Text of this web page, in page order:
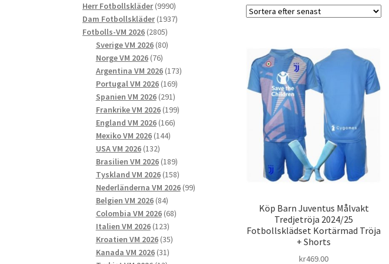
Köp Barn Juventus Målvakt
Tredjetröja 2024/25
Fotbollsklädset Kortärmad Tröja
+ Shorts
kr469.00
produkter
Herr Fotbollskläder 99909990
produkter
Dam Fotbollskläder 19371937
Fotbolls-VM 2026 28052805
produkter
Sverige VM 2026 8080
Norge VM 2026 7676
produkter
Argentina VM 2026 173173
Portugal VM 2026 169169
produkter
Spanien VM 2026 291291
produkter
Frankrike VM 2026 199199
England VM 2026 166166
Mexiko VM 2026 144144
USA VM 2026 132132
produkter
Brasilien VM 2026 189189
produkter
Tyskland VM 2026 158158
produkter
Nederländerna VM 2026 9999
Belgien VM 2026 8484
produkter
Colombia VM 2026 6868
Italien VM 2026 123123
produkter
Kroatien VM 2026 3535
Kanada VM 2026 3131